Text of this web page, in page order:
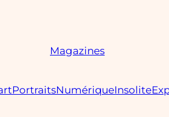
Magazines
PortraitsNumériqueInsolite